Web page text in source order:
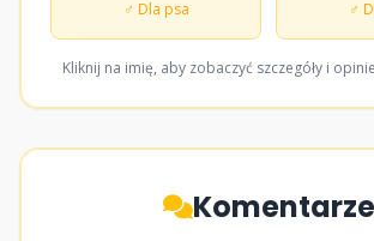
♂ Dla psa ♂
Kliknij na imię, aby zobaczyć szczegóły i
Komentarze